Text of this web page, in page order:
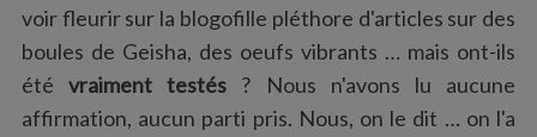
voir fleurir sur la blogofille pléthore d'articles sur des
boules de Geisha, des oeufs vibrants … mais ont-ils
étévraiment testés ? Nous n'avons lu aucune
affirmation, aucun parti pris. Nous, on le dit … on l'a